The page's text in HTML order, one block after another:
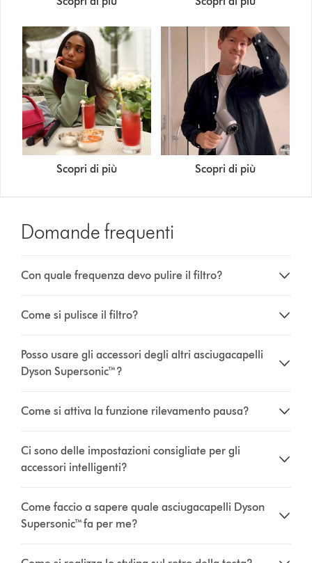
Scopri di più Scopri di più
Domande frequenti
Con quale frequenza devo pulire il filtro?
Come si pulisce il filtro?
Posso usare gli accessori degli altri asciugacapelli
Dyson Supersonic™?
Come si attiva la funzione rilevamento pausa?
Ci sono delle impostazioni consigliate per gli
accessori intelligenti?
Come faccio a sapere quale asciugacapelli Dyson
Supersonic™ fa per me?